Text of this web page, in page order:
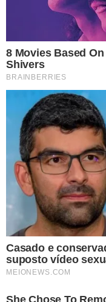
Apesar de
continuidade no
presidente.
O QUE DIZ
Em suas declarações
veementemente as
infundadas e
compromisso com
humanos no Brasil,
careciam de
apagar suas
PRESSÃO
O caso envolvendo
conhecimento do
Rosângela Lula da
da publicação das
havia optado por
que o episódio fosse
Almeida, a ministra
condenando